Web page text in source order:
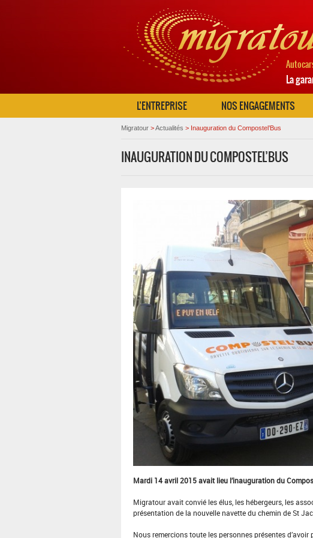
La
L’ENTREPRISE
NOS ENGAGEMENTS
Migratour >Actualités > Inauguration du Compostel’Bus
INAUGURATION DU COMPOSTEL’BUS
Mardi 14 avril 2015 avait lieu l’inauguration du
Migratour avait convié les élus, les hébergeurs, les
présentation de la nouvelle navette du chemin de St
Nous remercions toute les personnes présentes